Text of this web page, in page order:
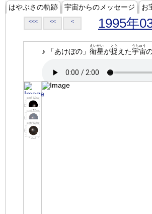
はやぶさの軌跡 宇宙からのメッセージ お
<<< << < 1995年
♪ 「あけぼの」 衛星
えいせい
が捉
とら
えた宇宙
うちゅう